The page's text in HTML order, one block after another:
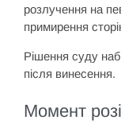
розлучення на
примирення
Рішення суду
після винесення.
Момент